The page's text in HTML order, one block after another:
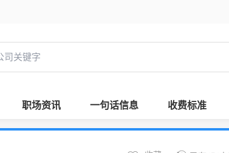
职场资讯 一句话信息 收费标准